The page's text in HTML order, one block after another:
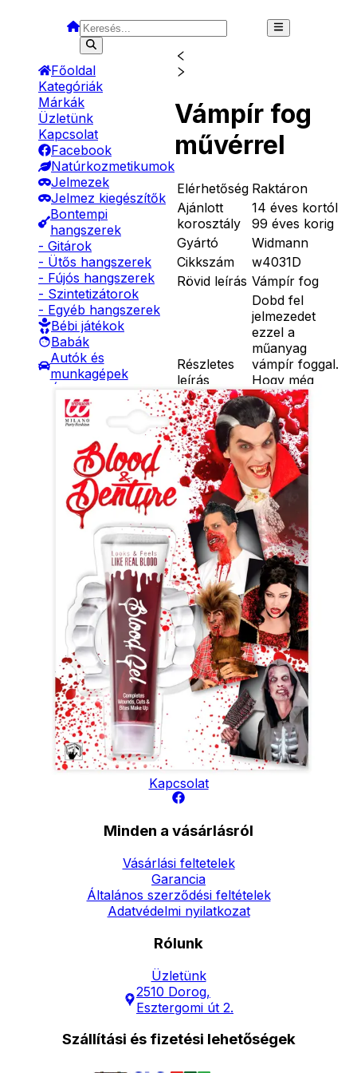
Főoldal
Kategóriák
Márkák
Üzletünk
Kapcsolat
Facebook
Natúrkozmetikumok
Jelmezek
Jelmez kiegészítők
Bontempi
hangszerek
- Gitárok
- Ütős hangszerek
- Fújós hangszerek
- Szintetizátorok
- Egyéb hangszerek
Bébi játékok
Babák
Autók és
munkagépek
Szerepjátékok
Kreatív játékok
- Kreatív játékok
- Rajzolók
- Nyomdák
- Gyurmák
Társasjátékok
Asztali játékok
Nyári játékok
- Homokozójátékok
- Műanyag hajók
- Hinta, csúszda
- Ütők, dobálók
- Strandcikkek
- Egyéb nyári játékok
Lábbal hajtós
járművek
Téli játékok
Vámpír fog
művérrel
Elérhetőség Raktáron
Ajánlott
korosztály
14 éves kortól
99 éves korig
Gyártó
Widmann
Cikkszám
w4031D
Rövid leírás Vámpír fog
Részletes
leírás
Dobd fel
jelmezedet
ezzel a
műanyag
vámpír foggal.
Hogy még
izgalmasabb
legyen a hatás,
használj hozzá
művért is!
Ár
Darab
Kosárba
Szállítás:
- Csomagautomata: 1190
forinttól
- Házhozszállítás: 2190
forinttól
- Személyes átvétel:
ingyenesen
Elérhetőség
Hírlevél
Kapcsolat
Minden a vásárlásról
Vásárlási feltetelek
Garancia
Általános szerződési feltételek
Adatvédelmi nyilatkozat
Rólunk
Üzletünk
2510 Dorog,
Esztergomi út 2.
Szállítási és fizetési lehetőségek